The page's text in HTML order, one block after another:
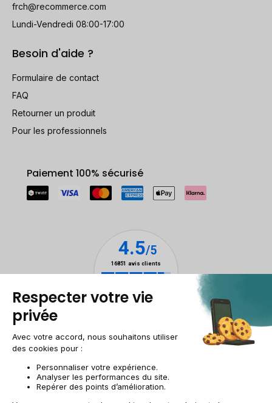
frch@recommerce.com
Lundi-Vendredi 08:00-17:00
Besoin d'aide ?
Formulaire de contact
FAQ
Retourner un produit
Pour les professionnels
Paiement 100% sécurisé
Mentions légalesGestion des cookies
Conditions générales de venteDonnées personnelles